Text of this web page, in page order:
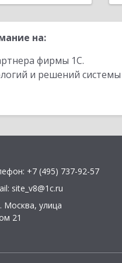
на:
фирмы 1С.
и решений
+7 (495) 737-92-57
site_v8@1c.ru
Москва, улица
21